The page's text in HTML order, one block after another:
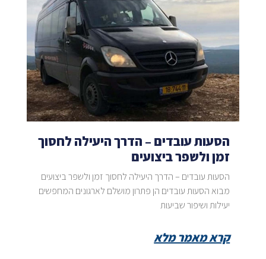
הסעות עובדים – הדרך היעילה לחסוך
זמן ולשפר ביצועים
הסעות עובדים – הדרך היעילה לחסוך זמן ולשפר ביצועים
מבוא הסעות עובדים הן פתרון מושלם לארגונים המחפשים
יעילות ושיפור שביעות
קרא מאמר מלא